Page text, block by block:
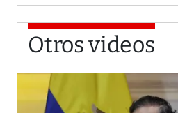
Otros videos